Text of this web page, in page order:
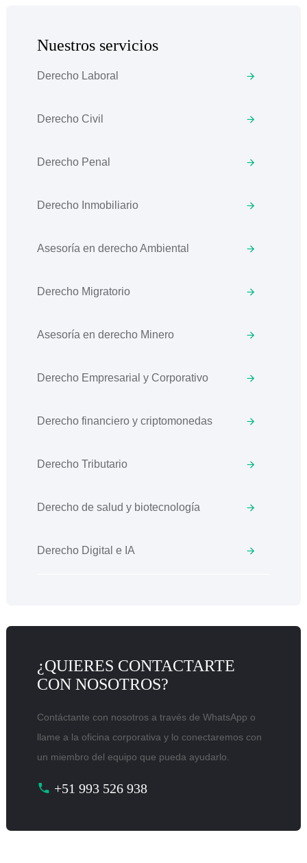
Nuestros servicios
Derecho Laboral
Derecho Civil
Derecho Penal
Derecho Inmobiliario
Asesoría en derecho Ambiental
Derecho Migratorio
Asesoría en derecho Minero
Derecho Empresarial y Corporativo
Derecho financiero y criptomonedas
Derecho Tributario
Derecho de salud y biotecnología
Derecho Digital e IA
¿QUIERES CONTACTARTE
CON NOSOTROS?
Contáctante con nosotros a través de WhatsApp o
llame a la oficina corporativa y lo conectaremos con
un miembro del equipo que pueda ayudarlo.
+51 993 526 938